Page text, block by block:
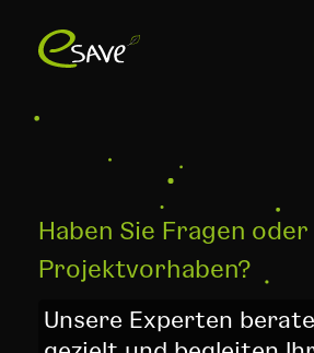
Haben Sie Fragen oder
Projektvorhaben?
Unsere Experten